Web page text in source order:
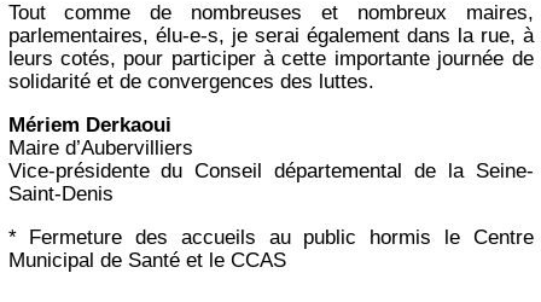
Tout comme de nombreuses et nombreux maires,
parlementaires, élu-e-s, je serai également dans la rue, à
leurs cotés, pour participer à cette importante journée de
solidarité et de convergences des luttes.
Mériem Derkaoui
Maire d’Aubervilliers
Vice-présidente du Conseil départemental de la Seine-
Saint-Denis
* Fermeture des accueils au public hormis le Centre
Municipal de Santé et le CCAS